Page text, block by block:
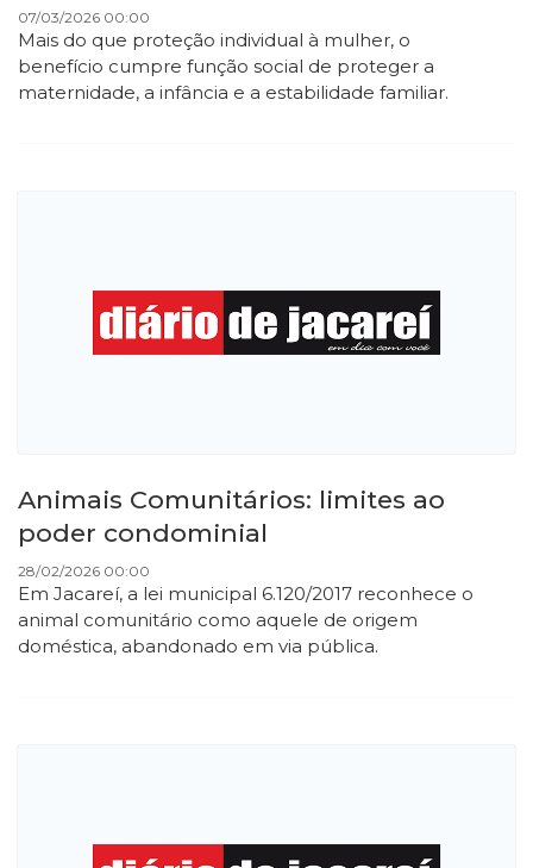
07/03/2026 00:00
Mais do que proteção individual à mulher, o
benefício cumpre função social de proteger a
maternidade, a infância e a estabilidade familiar.
Animais Comunitários: limites ao
poder condominial
28/02/2026 00:00
Em Jacareí, a lei municipal 6.120/2017 reconhece o
animal comunitário como aquele de origem
doméstica, abandonado em via pública.